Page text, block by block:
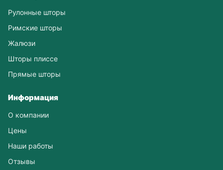
Рулонные шторы
Римские шторы
Жалюзи
Шторы плиссе
Прямые шторы
Информация
О компании
Цены
Наши работы
Отзывы